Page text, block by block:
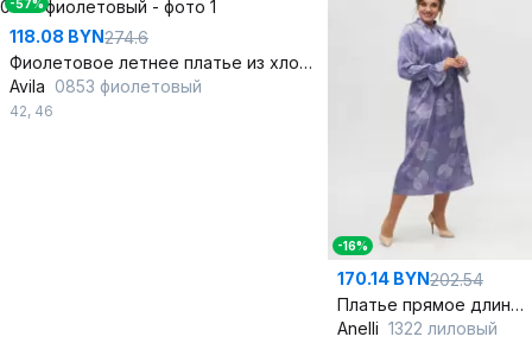
-57%
118.08 BYN274.6
Фиолетовое летнее платье из хлопка с цветочным принтом
Avila 0853 фиолетовый
42, 46
-16%
170.14 BYN202.54
Платье прямое длинное из вискозы, с фигурным вырезом и бант
Anelli 1322 лиловый